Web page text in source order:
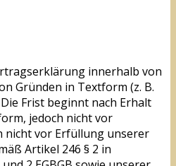
innerhalb von
Gründen in Textform (z. B.
Frist beginnt nach Erhalt
jedoch nicht vor
nicht vor Erfüllung unserer
Artikel 246 § 2 in